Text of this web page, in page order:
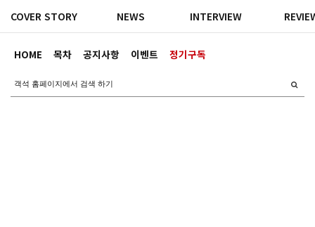
HOME 목차 공지사항 이벤트 정기구독
COVER STORY NEWS INTERVIEW